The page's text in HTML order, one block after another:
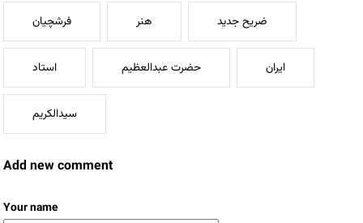
فرشچیان هنر ضریح جدید
استاد حضرت عبدالعظیم ایران
سیدالکریم
Add new comment
Your name